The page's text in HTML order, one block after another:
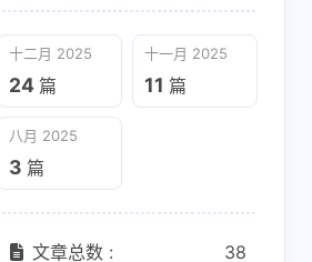
十二月 2025
24 篇
十一月 2025
11 篇
八月 2025
3 篇
文章总数 : 38